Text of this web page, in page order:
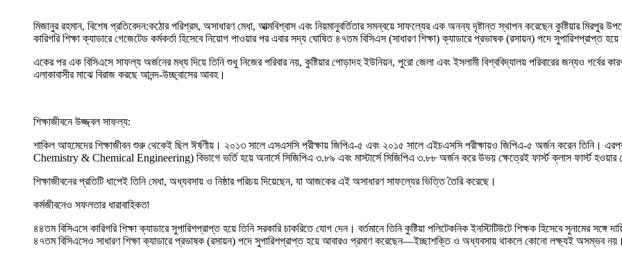
মিজানুর রহমান, বিশেষ প্রতিবেদন:কঠোর পরিশ্রম, অসাধারণ মেধা, আত্মবিশ্বাস এবং নিয়মানুবর্তিতার সমন্বয়ে সাফল্যের এক অনন্য দৃষ্টান্ত স্থাপন করেছেন কুষ্টিয়ার
কারিগরি শিক্ষা ক্যাডারে গেজেটেড কর্মকর্তা হিসেবে নিয়োগ পাওয়ার পর এবার সদ্য ঘোষিত ৪৭তম বিসিএস (সাধারণ শিক্ষা) ক্যাডারে প্রভাষক (রসায়ন) পদে সুপারিশপ্রাপ্ত
একের পর এক বিসিএসে সাফল্য অর্জনের মধ্য দিয়ে তিনি শুধু নিজের পরিবার নয়, কুষ্টিয়ার পোড়াদহ ইউনিয়ন, পুরো জেলা এবং ইসলামী বিশ্ববিদ্যালয় পরিবারের জন্যও গর্বের
এলাকাবাসীর মাঝে বিরাজ করছে আনন্দ-উচ্ছ্বাসের আবহ।
শিক্ষাজীবনে উজ্জ্বল সাফল্য:
শাকিল আহমেদের শিক্ষাজীবন শুরু থেকেই ছিল ঈর্ষণীয়। ২০১৩ সালে এসএসসি পরীক্ষায় জিপিএ-৫ এবং ২০১৫ সালে এইচএসসি পরীক্ষায়ও জিপিএ-৫ অর্জন করেন তিনি।
Chemistry & Chemical Engineering) বিভাগে ভর্তি হয়ে অনার্সে সিজিপিএ ৩.৮৯ এবং মাস্টার্সে সিজিপিএ ৩.৮৮ অর্জন করে উভয় ক্ষেত্রেই ফার্স্ট ক্লাস ফার্স্ট
শিক্ষাজীবনের প্রতিটি ধাপেই তিনি মেধা, অধ্যবসায় ও নিষ্ঠার পরিচয় দিয়েছেন, যা আজকের এই অসাধারণ সাফল্যের ভিত্তি তৈরি করেছে।
কর্মজীবনেও সফলতার ধারাবাহিকতা
৪৪তম বিসিএসে কারিগরি শিক্ষা ক্যাডারে সুপারিশপ্রাপ্ত হয়ে তিনি সরকারি চাকরিতে যোগ দেন। বর্তমানে তিনি কুষ্টিয়া পলিটেকনিক ইনস্টিটিউটে শিক্ষক হিসেবে সুনামের
৪৭তম বিসিএসেও সাধারণ শিক্ষা ক্যাডারে প্রভাষক (রসায়ন) পদে সুপারিশপ্রাপ্ত হয়ে আবারও প্রমাণ করেছেন—ইচ্ছাশক্তি ও অধ্যবসায় থাকলে কোনো লক্ষ্যই অসম্ভব নয়।